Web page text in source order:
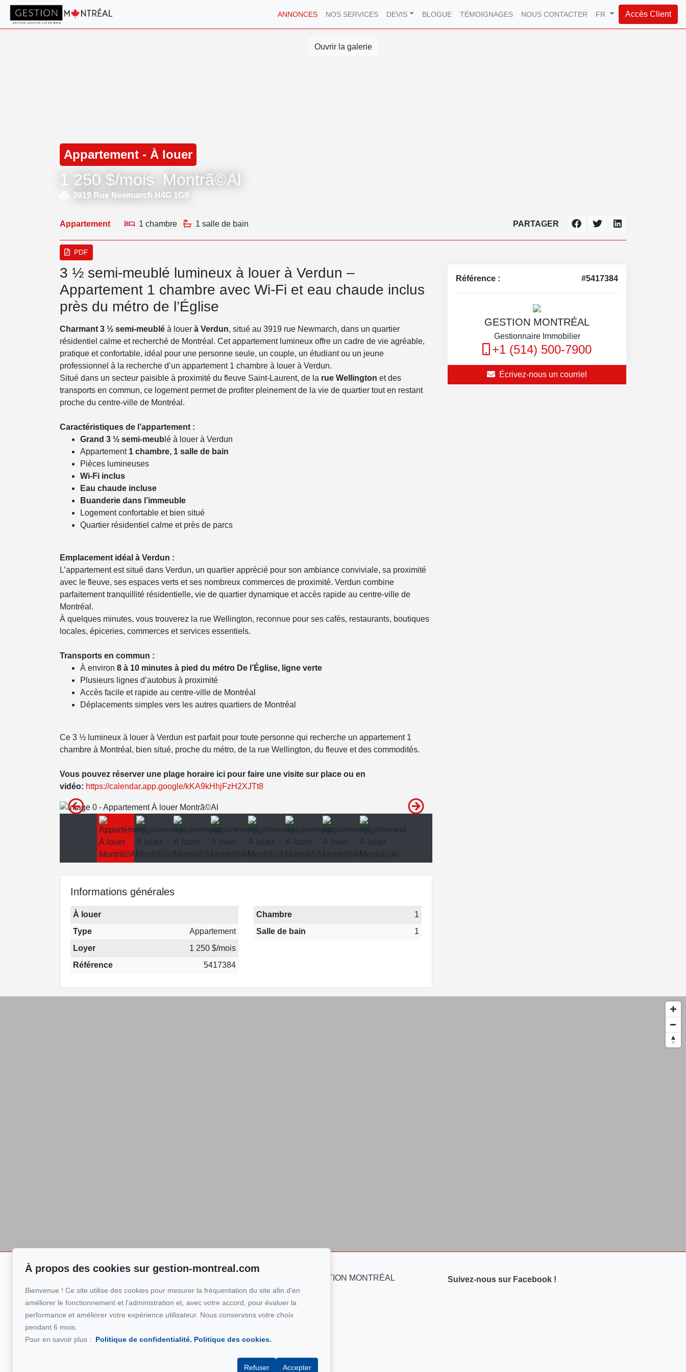
ANNONCES NOS SERVICES DEVIS BLOGUE TÉMOIGNAGES NOUS CONTACTER FR Accès Client
Ouvrir la galerie
Appartement - À louer
1 250 $/mois Montrã©Al
3919 Rue Newmarch H4G 1G9
Appartement 1 chambre 1 salle de bain PARTAGER
PDF
3 ½ semi-meublé lumineux à louer à Verdun –
Appartement 1 chambre avec Wi-Fi et eau chaude inclus
près du métro de l’Église
Charmant 3 ½ semi-meublé à louer à Verdun, situé au 3919 rue Newmarch, dans un quartier
résidentiel calme et recherché de Montréal. Cet appartement lumineux offre un cadre de vie agréable,
pratique et confortable, idéal pour une personne seule, un couple, un étudiant ou un jeune
professionnel à la recherche d’un appartement 1 chambre à louer à Verdun.
Situé dans un secteur paisible à proximité du fleuve Saint-Laurent, de la rue Wellington et des
transports en commun, ce logement permet de profiter pleinement de la vie de quartier tout en restant
proche du centre-ville de Montréal.
Caractéristiques de l’appartement :
Grand 3 ½ semi-meub lé à louer à Verdun
Appartement 1 chambre, 1 salle de bain
Pièces lumineuses
Wi-Fi inclus
Eau chaude incluse
Buanderie dans l’immeuble
Logement confortable et bien situé
Quartier résidentiel calme et près de parcs
Emplacement idéal à Verdun :
L’appartement est situé dans Verdun, un quartier apprécié pour son ambiance conviviale, sa proximité
avec le fleuve, ses espaces verts et ses nombreux commerces de proximité. Verdun combine
parfaitement tranquillité résidentielle, vie de quartier dynamique et accès rapide au centre-ville de
Montréal.
À quelques minutes, vous trouverez la rue Wellington, reconnue pour ses cafés, restaurants, boutiques
locales, épiceries, commerces et services essentiels.
Transports en commun :
À environ 8 à 10 minutes à pied du métro De l’Église, ligne verte
Plusieurs lignes d’autobus à proximité
Accès facile et rapide au centre-ville de Montréal
Déplacements simples vers les autres quartiers de Montréal
Ce 3 ½ lumineux à louer à Verdun est parfait pour toute personne qui recherche un appartement 1
chambre à Montréal, bien situé, proche du métro, de la rue Wellington, du fleuve et des commodités.
Vous pouvez réserver une plage horaire ici pour faire une visite sur place ou en
vidéo: https://calendar.app.google/kKA9kHhjFzH2XJTt8
Informations générales
À louer
Type
Appartement
Loyer
1 250 $/mois
Référence
5417384
Chambre
1
Salle de bain
1
Référence : #5417384
GESTION MONTRÉAL
Gestionnaire Immobilier
+1 (514) 500-7900
Écrivez-nous un courriel
MONTRÉAL
Annonces
Nos services
Devis
Blogue
Pour nous joindre
GESTION MONTRÉAL
+1 (514) 500-7900
Suivez-nous sur Facebook !
À propos des cookies sur gestion-montreal.com
Bienvenue ! Ce site utilise des cookies pour mesurer la fréquentation du site afin d'en
améliorer le fonctionnement et l'administration et, avec votre accord, pour évaluer la
performance et améliorer votre expérience utilisateur. Nous conservons votre choix
pendant 6 mois.
Pour en savoir plus :
Politique de confidentialité. Politique des cookies.
Refuser Accepter